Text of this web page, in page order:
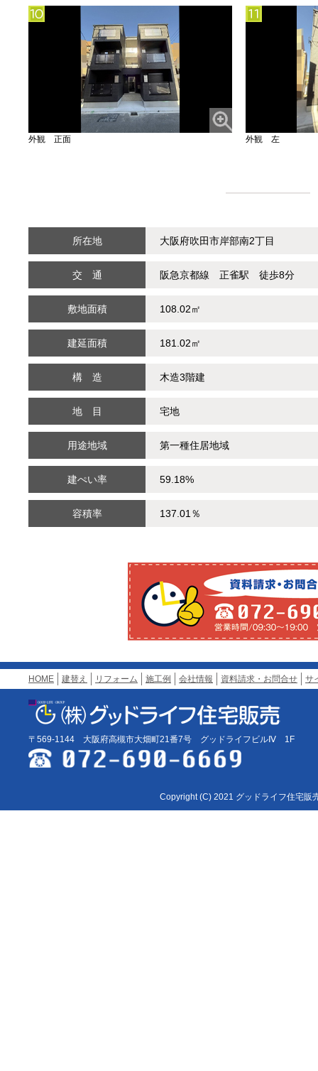
外観 正面 外観 左
所在地 大阪府吹田市岸部南2丁目
交 通 阪急京都線 正雀駅 徒歩8分
敷地面積 108.02㎡
建延面積 181.02㎡
構 造 木造3階建
地 目 宅地
用途地域 第一種住居地域
建ぺい率 59.18%
容積率 137.01％
HOME 建替え リフォーム 施工例 会社情報 資料請求・お問合せ サ
〒569-1144 大阪府高槻市大畑町21番7号 グッドライフビルⅣ 1F
Copyright (C) 2021 グッドライフ住宅販